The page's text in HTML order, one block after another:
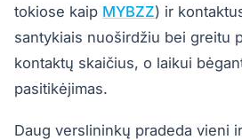
tokiose kaip MYBZZ) ir
santykiais nuoširdžiu bei greitu
kontaktų skaičius, o laikui
pasitikėjimas.
Daug verslininkų pradeda vieni